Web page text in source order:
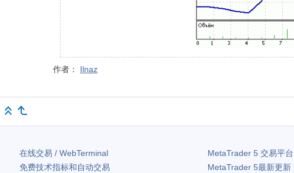
作者： Ilnaz
在线交易 / WebTerminal
免费技术指标和自动交易
MetaTrader 5交易平台
MetaTrader 5最新更新